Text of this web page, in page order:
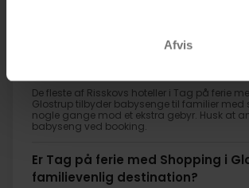
Afvis
Hvilke hoteller i Tag på ferie med
De fleste af Risskovs hoteller i Tag på ferie
Glostrup tilbyder babysenge til familier med
nogle gange mod et ekstra gebyr. Husk at
babyseng ved booking.
Er Tag på ferie med Shopping i
familievenlig destination?